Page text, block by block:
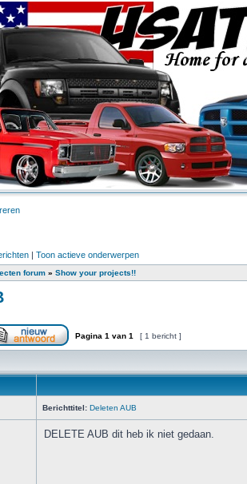
| Toon actieve onderwerpen
forum » Show your projects!!
Pagina 1 van 1 [ 1 bericht ]
Berichttitel: Deleten AUB
DELETE AUB dit heb ik niet gedaan.